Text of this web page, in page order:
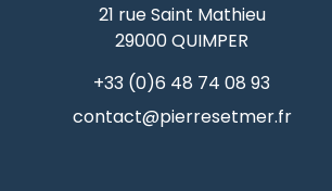
21 rue Saint Mathieu
29000QUIMPER
+33 (0)6 48 74 08 93
contact@pierresetmer.fr